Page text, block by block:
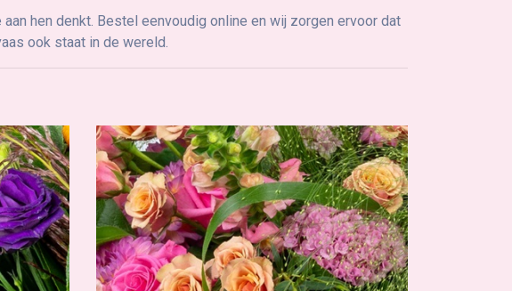
hen denkt. Bestel eenvoudig online en wij zorgen ervoor dat
ook staat in de wereld.